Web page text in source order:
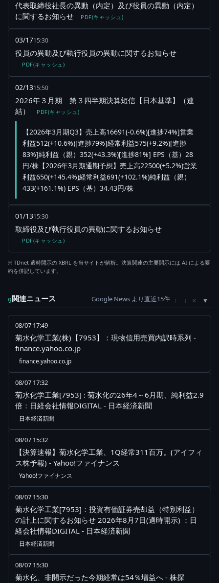
代表取締役社長の異動（内定）及び役員の異動（内定）
に関するお知らせ
PDF(キャッシュ)
03/1715:30
役員の異動及び執行役員の異動に関するお知らせ
PDF(キャッシュ)
02/1315:50
2026年３月期 第３四半期決算短信【日本基準】（連
結）
PDF(キャッシュ)
【2026年3月期Q3】売上高16691(-0.6%)[進捗74%]営業
利益512(+10.6%)[進捗79%]経常利益575(+9.2%)[進捗
83%]純利益（親）352(+43.3%)[進捗81%] EPS（基）28
円/株【2026年3月期通期予想】売上高22500(+5.2%)営業
利益650(+145.4%)経常利益691(+102.1%)純利益（親）
433(+161.1%) EPS（基）34.43円/株
01/1315:30
取締役及び執行役員の異動に関するお知らせ
PDF(キャッシュ)
※ TDnet 適時開示の XBRL を当サイトが解析。決算関連の主要開示には AI による要
約を併記しています。
g関連ニュース Google News より直近15件 ↑ ↓ ×
08/07 17:49
菊水化学工業(株)【7953】：現物信用売買内訳時系列 -
finance.yahoo.co.jp
finance.yahoo.co.jp
08/07 17:32
菊水化学工業[7953] : 菊水化の26年4～6月期、純利益2.9
倍：日経会社情報DIGITAL - 日本経済新聞
日本経済新聞
08/07 15:32
【決算速報】菊水化学工業、1Q経常311百万。(アイフィ
ス株予報) - Yahoo!ファイナンス
Yahoo!ファイナンス
08/07 15:30
菊水化学工業[7953]：投資有価証券売却益（特別利益）
の計上に関するお知らせ 2026年8月7日(適時開示) ：日
経会社情報DIGITAL - 日本経済新聞
日本経済新聞
08/07 15:30
菊水化、非開示だった今期経常は54％増益へ - 株探